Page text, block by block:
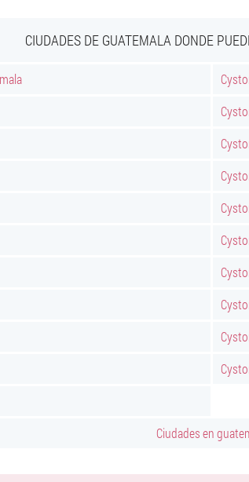
CIUDADES DE GUATEMALA DONDE
Ciudades en